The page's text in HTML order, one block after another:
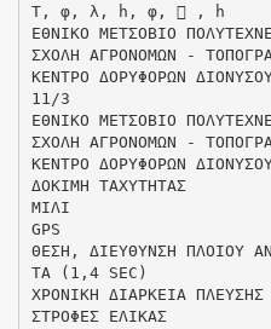
T, φ, λ, h, φ,  , h
ΕΘΝΙΚΟ ΜΕΤΣΟΒΙΟ
ΣΧΟΛΗ ΑΓΡΟΝΟΜΩΝ -
ΚΕΝΤΡΟ ΔΟΡΥΦΟΡΩΝ
11/3
ΕΘΝΙΚΟ ΜΕΤΣΟΒΙΟ
ΣΧΟΛΗ ΑΓΡΟΝΟΜΩΝ -
ΚΕΝΤΡΟ ΔΟΡΥΦΟΡΩΝ
ΔΟΚΙΜΗ ΤΑΧΥΤΗΤΑΣ
ΜΙΛΙ
GPS
ΘΕΣΗ, ΔΙΕΥΘΥΝΣΗ ΠΛΟΙΟΥ
ΤΑ (1,4 SEC)
ΧΡΟΝΙΚΗ ΔΙΑΡΚΕΙΑ ΠΛΕΥΣΗΣ
ΣΤΡΟΦΕΣ ΕΛΙΚΑΣ